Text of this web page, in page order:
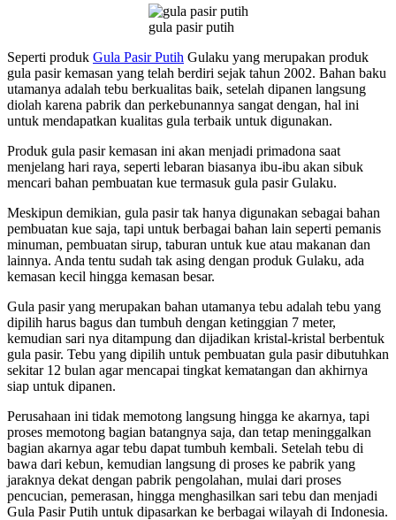
gula pasir putih
Seperti produk Gula Pasir Putih Gulaku yang merupakan produk
gula pasir kemasan yang telah berdiri sejak tahun 2002. Bahan baku
utamanya adalah tebu berkualitas baik, setelah dipanen langsung
diolah karena pabrik dan perkebunannya sangat dengan, hal ini
untuk mendapatkan kualitas gula terbaik untuk digunakan.
Produk gula pasir kemasan ini akan menjadi primadona saat
menjelang hari raya, seperti lebaran biasanya ibu-ibu akan sibuk
mencari bahan pembuatan kue termasuk gula pasir Gulaku.
Meskipun demikian, gula pasir tak hanya digunakan sebagai bahan
pembuatan kue saja, tapi untuk berbagai bahan lain seperti pemanis
minuman, pembuatan sirup, taburan untuk kue atau makanan dan
lainnya. Anda tentu sudah tak asing dengan produk Gulaku, ada
kemasan kecil hingga kemasan besar.
Gula pasir yang merupakan bahan utamanya tebu adalah tebu yang
dipilih harus bagus dan tumbuh dengan ketinggian 7 meter,
kemudian sari nya ditampung dan dijadikan kristal-kristal berbentuk
gula pasir. Tebu yang dipilih untuk pembuatan gula pasir dibutuhkan
sekitar 12 bulan agar mencapai tingkat kematangan dan akhirnya
siap untuk dipanen.
Perusahaan ini tidak memotong langsung hingga ke akarnya, tapi
proses memotong bagian batangnya saja, dan tetap meninggalkan
bagian akarnya agar tebu dapat tumbuh kembali. Setelah tebu di
bawa dari kebun, kemudian langsung di proses ke pabrik yang
jaraknya dekat dengan pabrik pengolahan, mulai dari proses
pencucian, pemerasan, hingga menghasilkan sari tebu dan menjadi
Gula Pasir Putih untuk dipasarkan ke berbagai wilayah di Indonesia.